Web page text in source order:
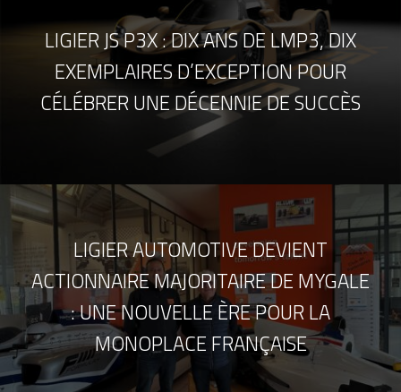
LIGIER JS P3X : DIX ANS DE LMP3, DIX
EXEMPLAIRES D’EXCEPTION POUR
CÉLÉBRER UNE DÉCENNIE DE SUCCÈS
LIGIER AUTOMOTIVE DEVIENT
ACTIONNAIRE MAJORITAIRE DE MYGALE
: UNE NOUVELLE ÈRE POUR LA
MONOPLACE FRANÇAISE